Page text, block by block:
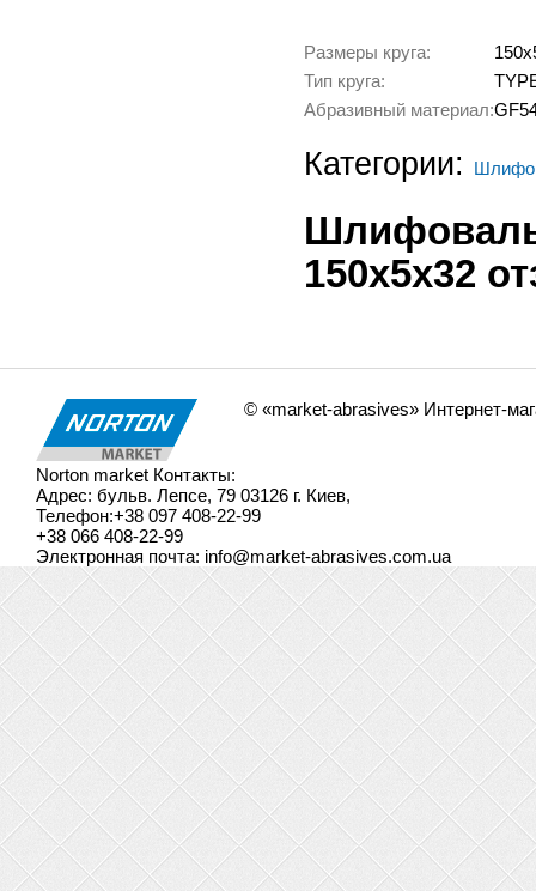
Размеры круга:
Тип круга:
Абразивный материал:
Категории:
150х5х32
© «market-abrasives» Интернет-
Norton market Контакты:
Адрес: бульв. Лепсе, 79 03126 г. Киев,
Телефон:+38 097 408-22-99
+38 066 408-22-99
Электронная почта: info@market-abrasives.com.ua